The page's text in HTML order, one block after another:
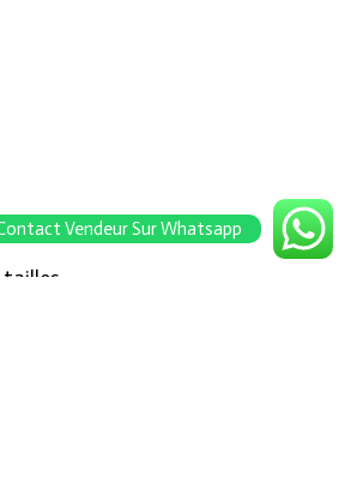
tailles
Vendeur Sur Whatsapp